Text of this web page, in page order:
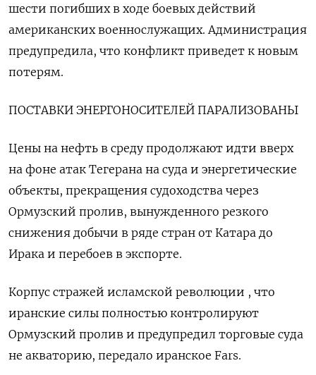
шести погибших в ходе боевых действий
американских военнослужащих. Администрация
предупредила, что конфликт приведет к новым
потерям.
ПОСТАВКИ ЭНЕРГОНОСИТЕЛЕЙ ПАРАЛИЗОВАНЫ
Цены на нефть в среду продолжают идти вверх
на фоне атак Тегерана на суда и энергетические
объекты, прекращения судоходства через
Ормузский пролив, вынужденного резкого
снижения добычи в ряде стран от Катара до
Ирака и перебоев в экспорте.
Корпус стражей исламской революции , что
иранские ​силы полностью контролируют
Ормузский пролив и ⁠предупредил торговые суда
не акваторию, передало иранское Fars.